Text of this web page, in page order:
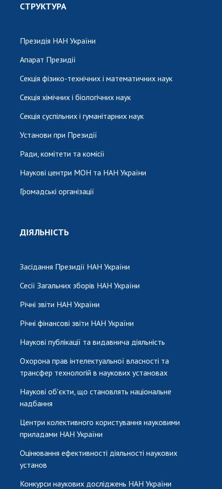
СТРУКТУРА
Президія НАН України
Апарат Президії
Секція фізико-технічних і математичних наук
Секція хімічних і біологічних наук
Секція суспільних і гуманітарних наук
Установи при Президії
Ради, комітети та комісії
Наукові центри МОН та НАН України
Громадські організації
ДІЯЛЬНІСТЬ
Засідання Президії НАН України
Сесії Загальних зборів НАН України
Річні звіти НАН України
Річні фінансові звіти НАН України
Наукові публікації та видавнича діяльність
Охорона прав інтелектуальної власності та
трансфер технологій в наукових установах
Наукові об'єкти, що становлять національне
надбання
Центри колективного користування науковими
приладами НАН України
Оцінювання ефективності діяльності наукових
установ
Конкурси наукових досліджень НАН України